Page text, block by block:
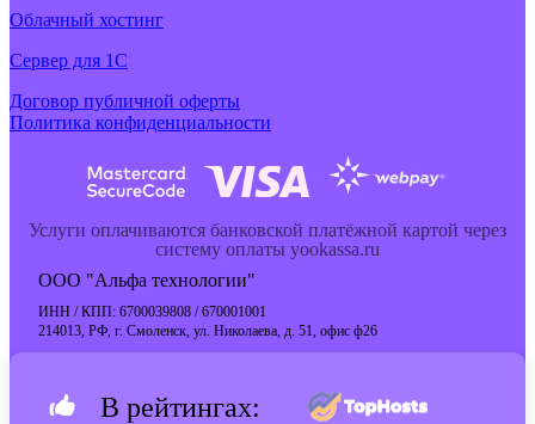
Облачный хостинг
Cервер для 1С
Договор публичной оферты
Политика конфиденциальности
Услуги оплачиваются банковской платёжной картой через
систему оплаты yookassa.ru
ООО "Альфа технологии"
ИНН / КПП: 6700039808 / 670001001
214013, РФ, г. Смоленск, ул. Николаева, д. 51, офис ф26
В рейтингах: